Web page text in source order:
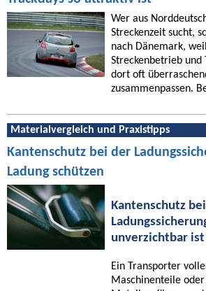
Wer aus
Streckenzeit sucht,
nach Dänemark,
Streckenbetrieb und
dort oft
zusammenpassen.
Materialvergleich und Praxistipps
Kantenschutz bei der
Ladung schützen
Kantenschutz
unverzichtbar ist
Ein Transporter
Maschinenteile